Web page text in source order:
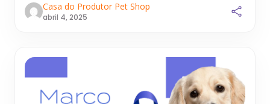
Casa do Produtor Pet Shop
abril 4, 2025